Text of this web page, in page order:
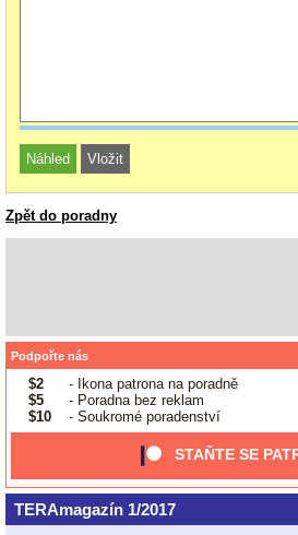
Zpět do poradny
Podpořte nás
$2
- Ikona patrona na poradně
$5
- Poradna bez reklam
$10
- Soukromé poradenství
STAŇTE SE
TERAmagazín 1/2017